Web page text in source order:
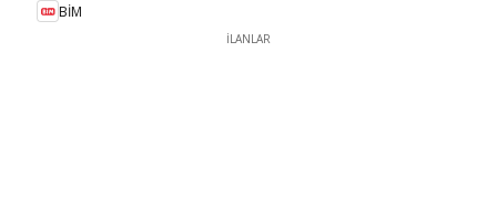
BİM
İLANLAR